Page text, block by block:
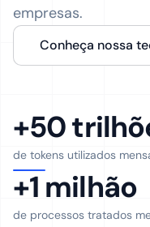
empresas.
Conheça nossa
+50
de tokens utilizados
+1 milhão
de processos tratados